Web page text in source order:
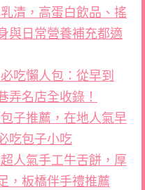
清，高蛋白飲品、搖
與日常營養補充都適
吃懶人包：從早到
弄名店全收錄！
子推薦，在地人氣早
吃包子小吃
人氣手工牛舌餅，厚
，板橋伴手禮推薦